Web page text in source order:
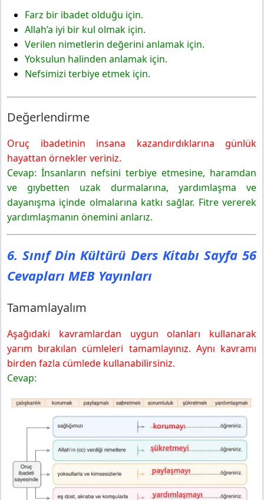
6. Sınıf Din Kültürü Ders Kitabı Sayfa 60 Cevapları MEB
Yayınları
Değerlendirme
Kontrol Noktası
Farz bir ibadet olduğu için.
Allah’a iyi bir kul olmak için.
Verilen nimetlerin değerini anlamak için.
Yoksulun halinden anlamak için.
Nefsimizi terbiye etmek için.
Değerlendirme
Oruç ibadetinin insana kazandırdıklarına günlük
hayattan örnekler veriniz.
Cevap: İnsanların nefsini terbiye etmesine, haramdan
ve gıybetten uzak durmalarına, yardımlaşma ve
dayanışma içinde olmalarına katkı sağlar. Fitre vererek
yardımlaşmanın önemini anlarız.
6. Sınıf Din Kültürü Ders Kitabı Sayfa 56
Cevapları MEB Yayınları
Tamamlayalım
Aşağıdaki kavramlardan uygun olanları kullanarak
yarım bırakılan cümleleri tamamlayınız. Aynı kavramı
birden fazla cümlede kullanabilirsiniz.
Cevap: